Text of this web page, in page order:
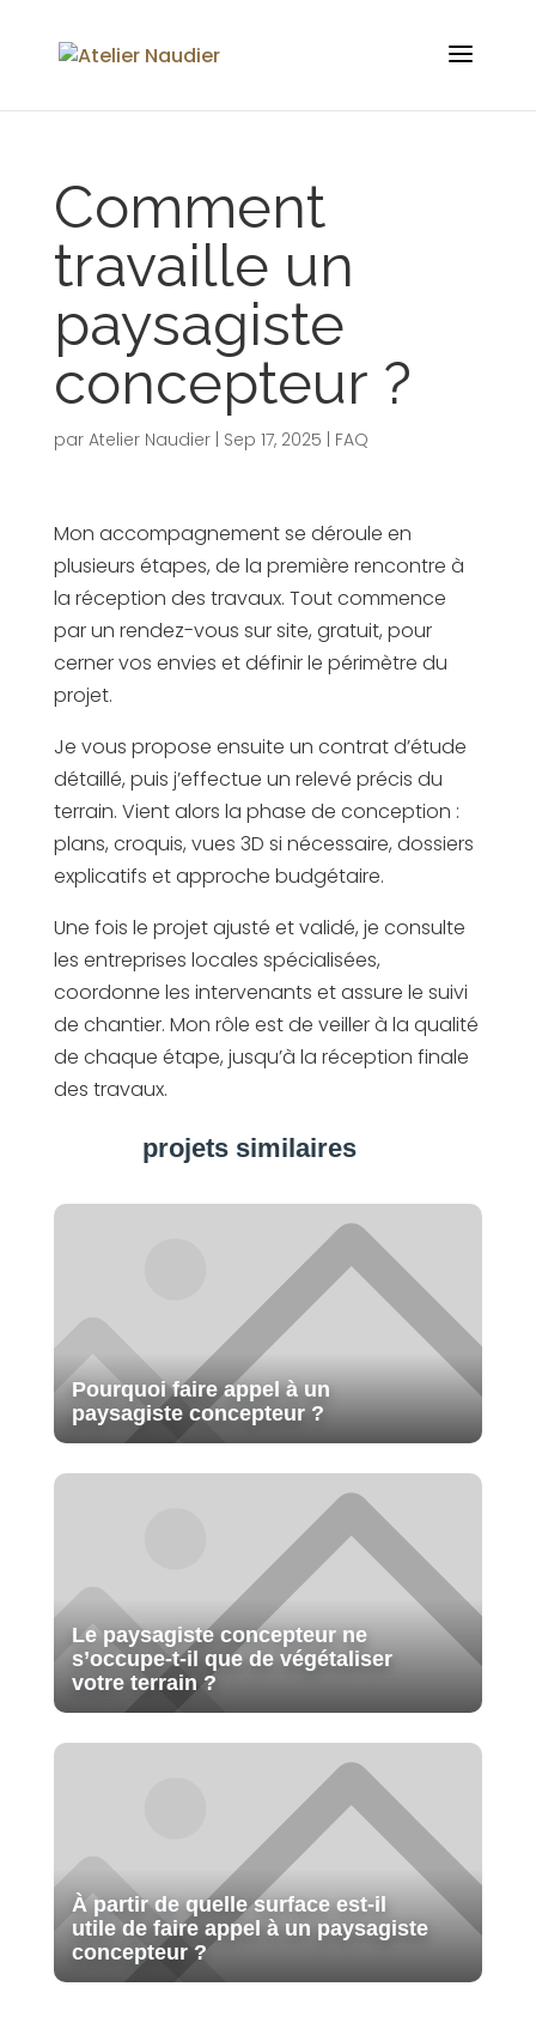
Comment
travaille un
paysagiste
concepteur ?
par Atelier Naudier| Sep 17, 2025 FAQ
Mon accompagnement se déroule en
plusieurs étapes, de la première rencontre à
la réception des travaux. Tout commence
par un rendez-vous sur site, gratuit, pour
cerner vos envies et définir le périmètre du
projet.
Je vous propose ensuite un contrat d’étude
détaillé, puis j’effectue un relevé précis du
terrain. Vient alors la phase de conception :
plans, croquis, vues 3D si nécessaire, dossiers
explicatifs et approche budgétaire.
Une fois le projet ajusté et validé, je consulte
les entreprises locales spécialisées,
coordonne les intervenants et assure le suivi
de chantier. Mon rôle est de veiller à la qualité
de chaque étape, jusqu’à la réception finale
des travaux.
projets similaires
Pourquoi faire appel à un
paysagiste concepteur ?
Le paysagiste concepteur ne
s’occupe-t-il que de végétaliser
votre terrain ?
À partir de quelle surface est-il
utile de faire appel à un paysagiste
concepteur ?